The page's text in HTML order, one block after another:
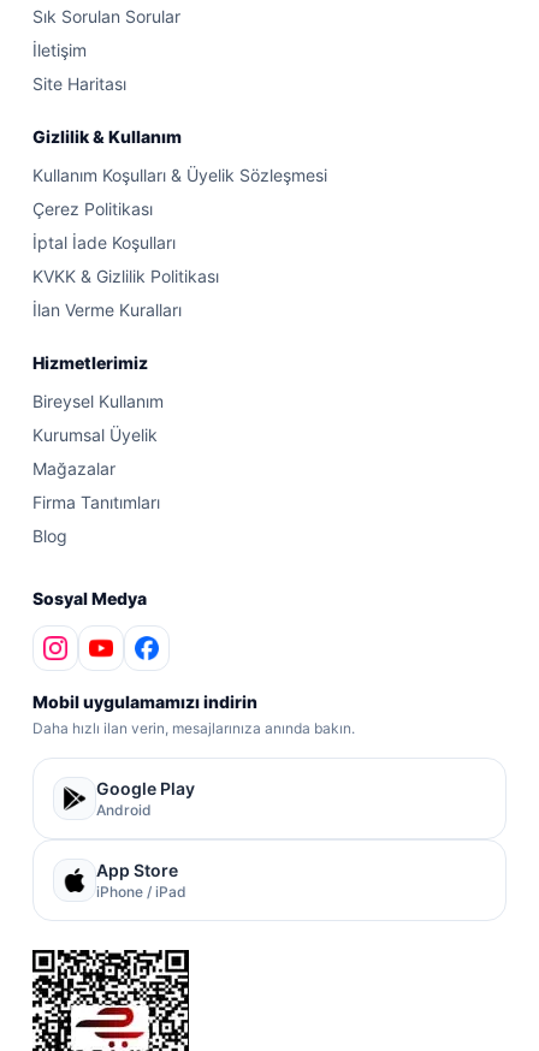
Sık Sorulan Sorular
İletişim
Site Haritası
Gizlilik & Kullanım
Kullanım Koşulları & Üyelik Sözleşmesi
Çerez Politikası
İptal İade Koşulları
KVKK & Gizlilik Politikası
İlan Verme Kuralları
Hizmetlerimiz
Bireysel Kullanım
Kurumsal Üyelik
Mağazalar
Firma Tanıtımları
Blog
Sosyal Medya
Mobil uygulamamızı indirin
Daha hızlı ilan verin, mesajlarınıza anında bakın.
Google Play
Android
App Store
iPhone / iPad
ETBİS